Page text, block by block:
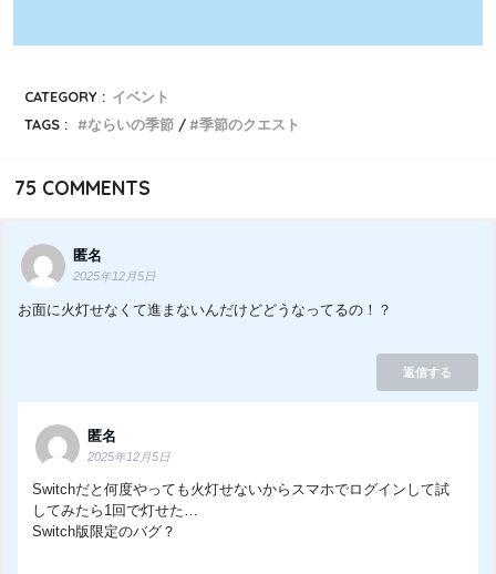
CATEGORY : イベント
TAGS :
ならいの季節 季節のクエスト
75 COMMENTS
匿名
2025年12月5日
お面に火灯せなくて進まないんだけどどうなってるの！？
返信する
匿名
2025年12月5日
Switchだと何度やっても火灯せないからスマホでログインして試
してみたら1回で灯せた…
Switch版限定のバグ？